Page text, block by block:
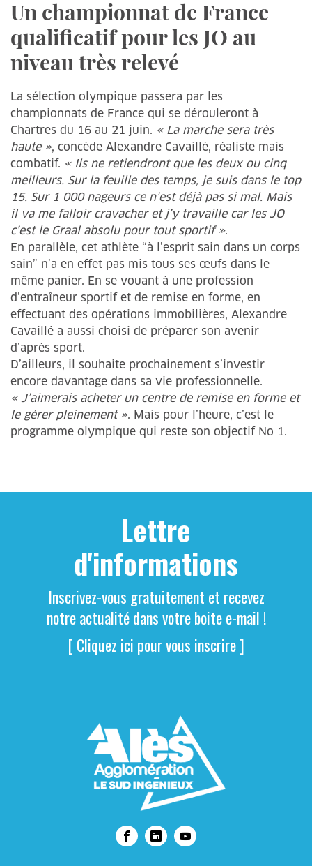
Un championnat de France
qualificatif pour les JO au
niveau très relevé
La sélection olympique passera par les
championnats de France qui se dérouleront à
Chartres du 16 au 21 juin. « La marche sera très
haute », concède Alexandre Cavaillé, réaliste mais
combatif. « Ils ne retiendront que les deux ou cinq
meilleurs. Sur la feuille des temps, je suis dans le top
15. Sur 1 000 nageurs ce n’est déjà pas si mal. Mais
il va me falloir cravacher et j’y travaille car les JO
c’est le Graal absolu pour tout sportif ».
En parallèle, cet athlète “à l’esprit sain dans un corps
sain” n’a en effet pas mis tous ses œufs dans le
même panier. En se vouant à une profession
d’entraîneur sportif et de remise en forme, en
effectuant des opérations immobilières, Alexandre
Cavaillé a aussi choisi de préparer son avenir
d’après sport.
D’ailleurs, il souhaite prochainement s’investir
encore davantage dans sa vie professionnelle.
« J’aimerais acheter un centre de remise en forme et
le gérer pleinement ». Mais pour l’heure, c’est le
programme olympique qui reste son objectif No 1.
Lettre
d'informations
Inscrivez-vous gratuitement et recevez
notre actualité dans votre boite e-mail !
[ Cliquez ici pour vous inscrire ]